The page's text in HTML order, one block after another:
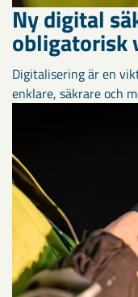
Ny digital
obligatorisk
Digitalisering är en
enklare, säkrare och